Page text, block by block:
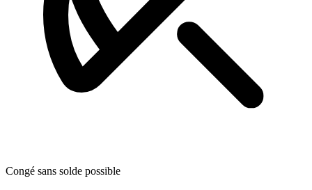
Congé sans solde possible